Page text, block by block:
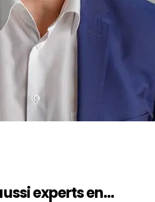
experts en...